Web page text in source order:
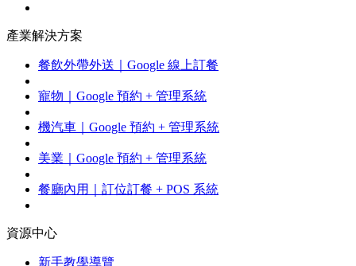
產業解決方案
餐飲外帶外送｜Google 線上訂餐
寵物｜Google 預約 + 管理系統
機汽車｜Google 預約 + 管理系統
美業｜Google 預約 + 管理系統
餐廳內用｜訂位訂餐 + POS 系統
資源中心
新手教學導覽